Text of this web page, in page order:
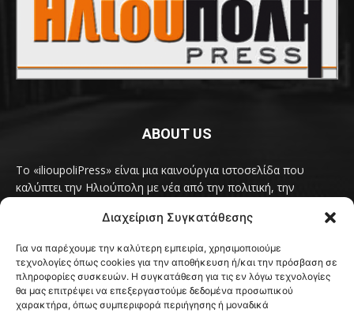
Διαχείριση Συγκατάθεσης
Για να παρέχουμε την καλύτερη εμπειρία, χρησιμοποιούμε
τεχνολογίες όπως cookies για την αποθήκευση ή/και την πρόσβαση σε
πληροφορίες συσκευών. Η συγκατάθεση για τις εν λόγω τεχνολογίες
θα μας επιτρέψει να επεξεργαστούμε δεδομένα προσωπικού
χαρακτήρα, όπως συμπεριφορά περιήγησης ή μοναδικά
ABOUT US
Το «ilioupoliPress» είναι μια καινούργια ιστοσελίδα που
καλύπτει την Ηλιούπολη με νέα από την πολιτική, την
Ηλιούπολης, των δημοτικών παρατάξεων και των
κάτι να πουν. Διαβάστε εδώ
Επικοινωνήστε μαζί μας στοilioupolipress1@yahoo.com